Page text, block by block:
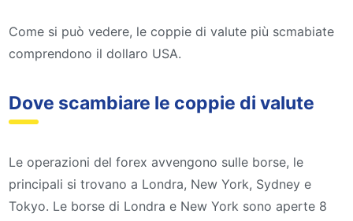
Come si può vedere, le coppie di valute più scmabiate
comprendono il dollaro USA.
Dove scambiare le coppie di valute
Le operazioni del forex avvengono sulle borse, le
principali si trovano a Londra, New York, Sydney e
Tokyo. Le borse di Londra e New York sono aperte 8